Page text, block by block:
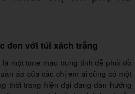
đen với túi xách trắng
một tone màu trung tính dễ phối đồ
áo của các chị em ai cũng có một
thời trang hiện đại đang dần hướng